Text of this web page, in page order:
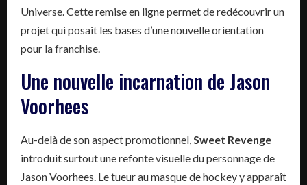
Universe. Cette remise en ligne permet de redécouvrir un
projet qui posait les bases d’une nouvelle orientation
pour la franchise.
Une nouvelle incarnation de Jason
Voorhees
Au-delà de son aspect promotionnel, Sweet Revenge
introduit surtout une refonte visuelle du personnage de
Jason Voorhees. Le tueur au masque de hockey y apparaît